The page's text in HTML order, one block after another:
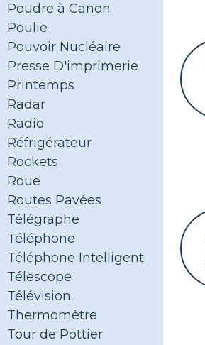
Poudre à Canon
Poulie
Pouvoir Nucléaire
Presse D'imprimerie
Printemps
Radar
Radio
Réfrigérateur
Rockets
Roue
Routes Pavées
Télégraphe
Téléphone
Téléphone Intelligent
Télescope
Télévision
Thermomètre
Tour de Pottier